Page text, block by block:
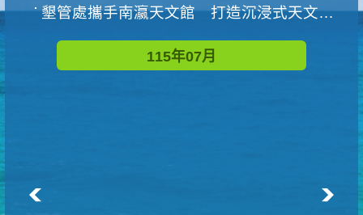
墾管處攜手南瀛天文館 打造沉浸式天文探索營隊
115年07月